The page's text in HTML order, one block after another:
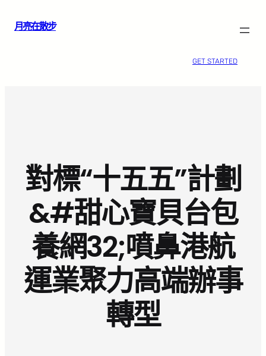
月亮在散步
GET STARTED
對標“十五五”計劃
&#甜心寶貝台包
養網32;噴鼻港航
運業聚力高端辦事
轉型